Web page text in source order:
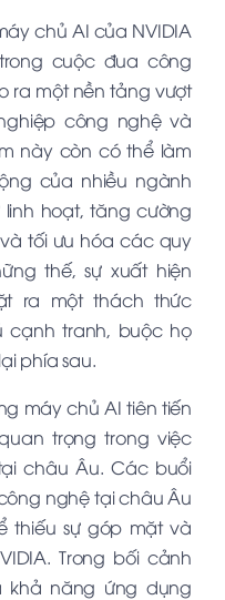
chủ AI của NVIDIA
cuộc đua công
ra một nền tảng vượt
công nghệ và
này còn có thể làm
của nhiều ngành
hoạt, tăng cường
tối ưu hóa các quy
thế, sự xuất hiện
ra một thách thức
cạnh tranh, buộc họ
phía sau.
máy chủ AI tiên tiến
trọng trong việc
châu Âu. Các buổi
nghệ tại châu Âu
thiếu sự góp mặt và
Trong bối cảnh
khả năng ứng dụng